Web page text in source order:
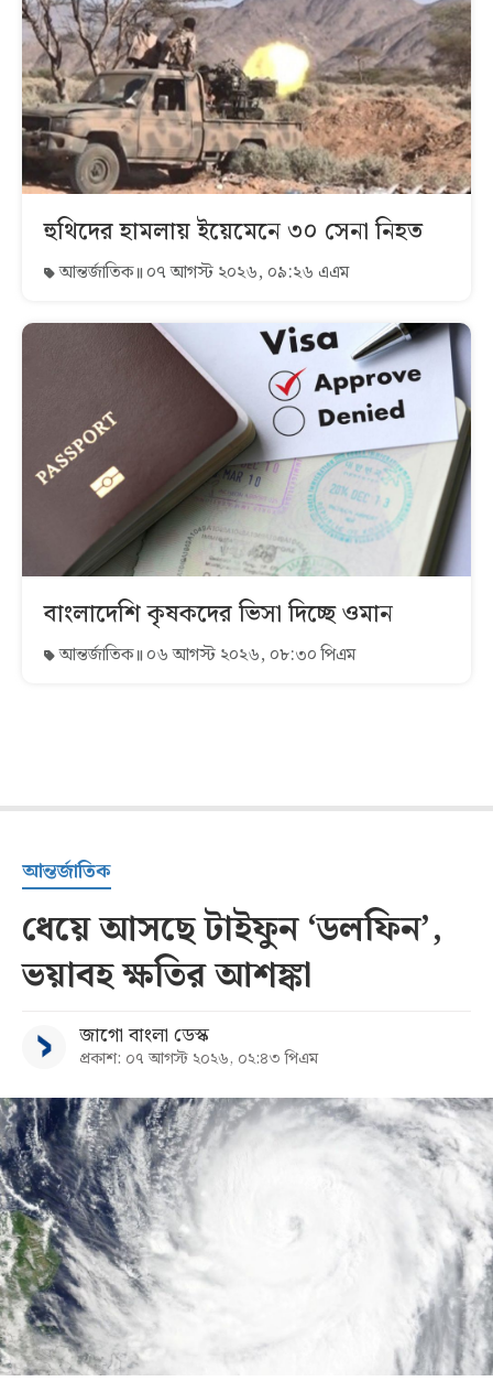
হুথিদের হামলায় ইয়েমেনে ৩০ সেনা নিহত
আন্তর্জাতিক ০৭ আগস্ট ২০২৬, ০৯:২৬ এএম
বাংলাদেশি কৃষকদের ভিসা দিচ্ছে ওমান
আন্তর্জাতিক ০৬ আগস্ট ২০২৬, ০৮:৩০ পিএম
আন্তর্জাতিক
ধেয়ে আসছে টাইফুন ‘ডলফিন’,
ভয়াবহ ক্ষতির আশঙ্কা
জাগো বাংলা ডেস্ক
প্রকাশ: ০৭ আগস্ট ২০২৬, ০২:৪৩ পিএম